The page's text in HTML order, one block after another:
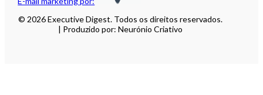
© 2026 Executive Digest. Todos os direitos reservados.
| Produzido por: Neurónio Criativo